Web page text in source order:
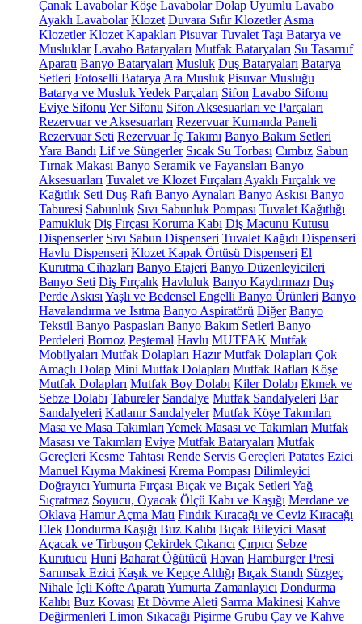
Çanak Lavabolar Köşe Lavabolar Dolap Uyumlu Lavabo
Ayaklı Lavabolar Klozet Duvara Sıfır Klozetler Asma
Klozetler Klozet Kapakları Pisuvar Tuvalet Taşı Batarya ve
Musluklar Lavabo Bataryaları Mutfak Bataryaları Su Tasarruf
Aparatı Banyo Bataryaları Musluk Duş Bataryaları Batarya
Setleri Fotoselli Batarya Ara Musluk Pisuvar Musluğu
Batarya ve Musluk Yedek Parçaları Sifon Lavabo Sifonu
Eviye Sifonu Yer Sifonu Sifon Aksesuarları ve Parçaları
Rezervuar ve Aksesuarları Rezervuar Kumanda Paneli
Rezervuar Seti Rezervuar İç Takımı Banyo Bakım Setleri
Yara Bandı Lif ve Süngerler Sıcak Su Torbası Cımbız Sabun
Tırnak Makası Banyo Seramik ve Fayansları Banyo
Aksesuarları Tuvalet ve Klozet Fırçaları Ayaklı Fırçalık ve
Kağıtlık Seti Duş Rafı Banyo Aynaları Banyo Askısı Banyo
Taburesi Sabunluk Sıvı Sabunluk Pompası Tuvalet Kağıtlığı
Pamukluk Diş Fırçası Koruma Kabı Diş Macunu Kutusu
Dispenserler Sıvı Sabun Dispenseri Tuvalet Kağıdı Dispenseri
Havlu Dispenseri Klozet Kapak Örtüsü Dispenseri El
Kurutma Cihazları Banyo Etajeri Banyo Düzenleyicileri
Banyo Seti Diş Fırçalık Havluluk Banyo Kaydırmazı Duş
Perde Askısı Yaşlı ve Bedensel Engelli Banyo Ürünleri Banyo
Havalandırma ve Isıtma Banyo Aspiratörü Diğer Banyo
Tekstil Banyo Paspasları Banyo Bakım Setleri Banyo
Perdeleri Bornoz Peştemal Havlu MUTFAK Mutfak
Mobilyaları Mutfak Dolapları Hazır Mutfak Dolapları Çok
Amaçlı Dolap Mini Mutfak Dolapları Mutfak Rafları Köşe
Mutfak Dolapları Mutfak Boy Dolabı Kiler Dolabı Ekmek ve
Sebze Dolabı Tabureler Sandalye Mutfak Sandalyeleri Bar
Sandalyeleri Katlanır Sandalyeler Mutfak Köşe Takımları
Masa ve Masa Takımları Yemek Masası ve Takımları Mutfak
Masası ve Takımları Eviye Mutfak Bataryaları Mutfak
Gereçleri Kesme Tahtası Rende Servis Gereçleri Patates Ezici
Manuel Kıyma Makinesi Krema Pompası Dilimleyici
Doğrayıcı Yumurta Fırçası Bıçak ve Bıçak Setleri Yağ
Sıçratmaz Soyucu, Oyacak Ölçü Kabı ve Kaşığı Merdane ve
Oklava Hamur Açma Matı Fındık Kıracağı ve Ceviz Kıracağı
Elek Dondurma Kaşığı Buz Kalıbı Bıçak Bileyici Masat
Açacak ve Tirbuşon Çekirdek Çıkarıcı Çırpıcı Sebze
Kurutucu Huni Baharat Öğütücü Havan Hamburger Presi
Sarımsak Ezici Kaşık ve Kepçe Altlığı Bıçak Standı Süzgeç
Nihale İçli Köfte Aparatı Yumurta Zamanlayıcı Dondurma
Kalıbı Buz Kovası Et Dövme Aleti Sarma Makinesi Kahve
Değirmenleri Limon Sıkacağı Pişirme Grubu Çay ve Kahve